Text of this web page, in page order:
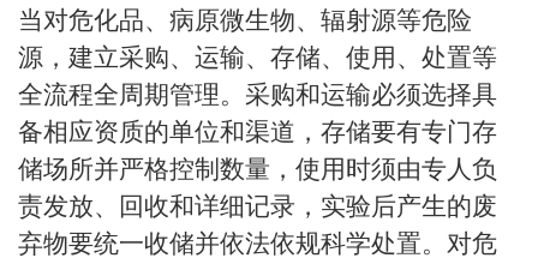
当对危化品、病原微生物、辐射源等危险
源，建立采购、运输、存储、使用、处置等
全流程全周期管理。采购和运输必须选择具
备相应资质的单位和渠道，存储要有专门存
储场所并严格控制数量，使用时须由专人负
责发放、回收和详细记录，实验后产生的废
弃物要统一收储并依法依规科学处置。对危